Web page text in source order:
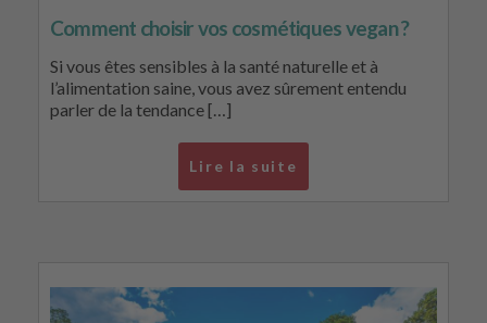
Comment choisir vos cosmétiques vegan ?
Si vous êtes sensibles à la santé naturelle et à
l’alimentation saine, vous avez sûrement entendu
parler de la tendance […]
Lire la suite